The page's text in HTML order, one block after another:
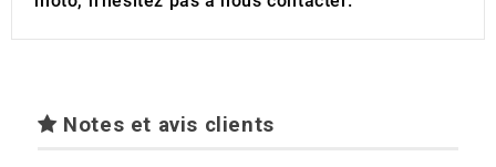
Notes et avis clients